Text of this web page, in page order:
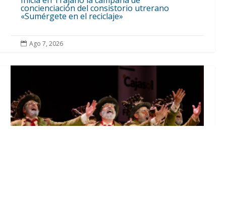
concienciación del consistorio utrerano
«Sumérgete en el reciclaje»
 Ago 7, 2026